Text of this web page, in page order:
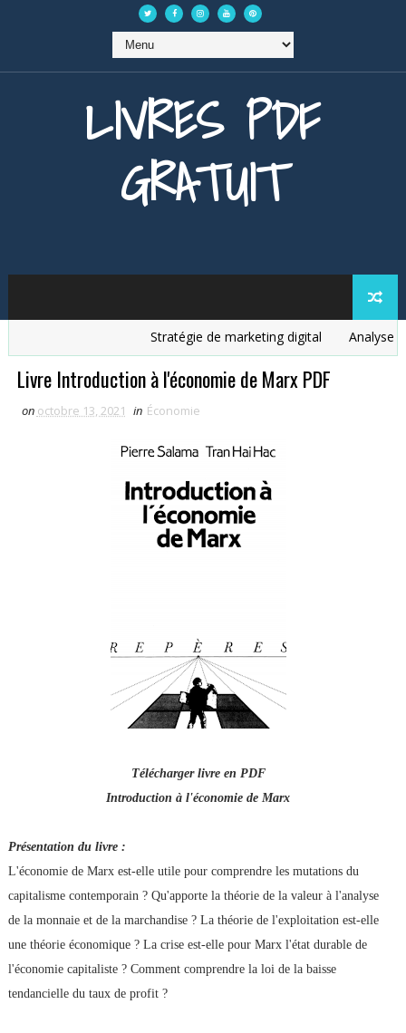
LIVRES PDF
GRATUIT
Stratégie de marketing digital Analyse
Livre Introduction à l'économie de Marx PDF
on octobre 13, 2021 in Économie
Télécharger livre en PDF
Introduction à l'économie de Marx
Présentation du livre :
L'économie de Marx est-elle utile pour comprendre les mutations du
capitalisme contemporain ? Qu'apporte la théorie de la valeur à l'analyse
de la monnaie et de la marchandise ? La théorie de l'exploitation est-elle
une théorie économique ? La crise est-elle pour Marx l'état durable de
l'économie capitaliste ? Comment comprendre la loi de la baisse
tendancielle du taux de profit ?